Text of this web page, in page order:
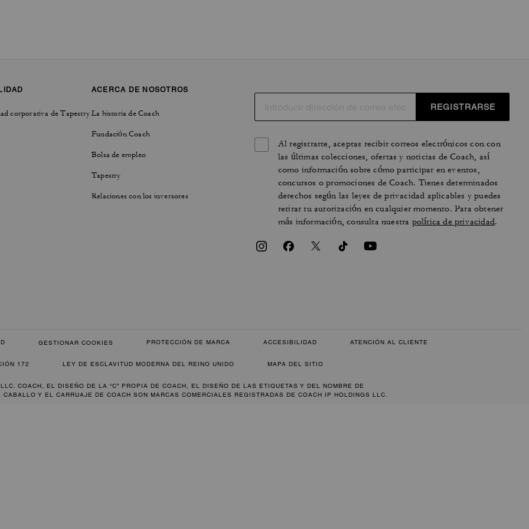
corporativa de Tapestry
ACERCA DE NOSOTROS
La historia de Coach
Fundación Coach
Bolsa de empleo
Tapestry
Relaciones con los inversores
REGISTRARSE
Al registrarte, aceptas recibir correos electrónicos con con
las últimas colecciones, ofertas y noticias de Coach, así
como información sobre cómo participar en eventos,
concursos o promociones de Coach. Tienes determinados
derechos según las leyes de privacidad aplicables y puedes
retirar tu autorización en cualquier momento. Para obtener
más información, consulta nuestra política de privacidad.
GESTIONAR COOKIES PROTECCIÓN DE MARCA ACCESIBILIDAD ATENCIÓN AL CLIENTE
172 LEY DE ESCLAVITUD MODERNA DEL REINO UNIDO MAPA DEL SITIO
COACH, EL DISEÑO DE LA “C” PROPIA DE COACH, EL DISEÑO DE LAS ETIQUETAS Y DEL NOMBRE DE
Y EL CARRUAJE DE COACH SON MARCAS COMERCIALES REGISTRADAS DE COACH IP HOLDINGS LLC.